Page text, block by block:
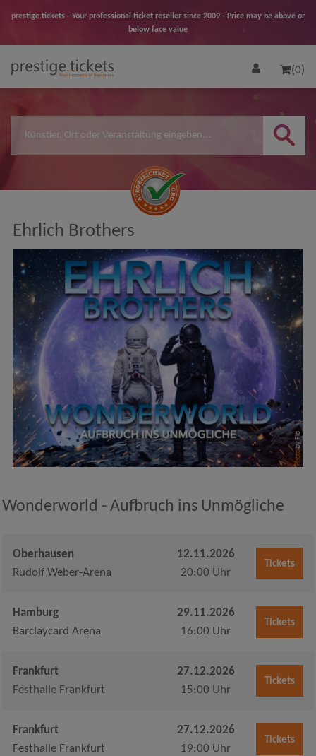
prestige.tickets - Your professional ticket reseller since 2009 - Price may be above or
below face value
(0)
Ehrlich Brothers
Photo
by Flo
Wonderworld - Aufbruch ins Unmögliche
Oberhausen
Rudolf Weber-Arena
12.11.2026
20:00 Uhr
Tickets
Hamburg
Barclaycard Arena
29.11.2026
16:00 Uhr
Tickets
Frankfurt
Festhalle Frankfurt
27.12.2026
15:00 Uhr
Tickets
Frankfurt
Festhalle Frankfurt
27.12.2026
19:00 Uhr
Tickets